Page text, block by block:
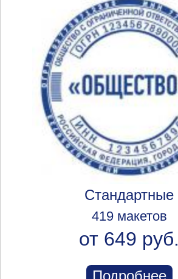
Стандартные
419 макетов
от 649 руб.
Подробнее